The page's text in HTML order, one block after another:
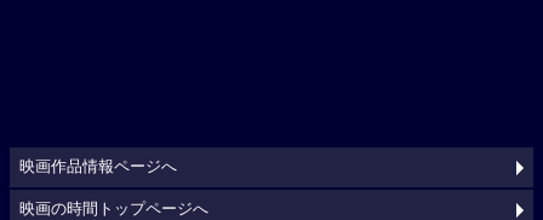
映画作品情報ページへ
映画の時間トップページへ